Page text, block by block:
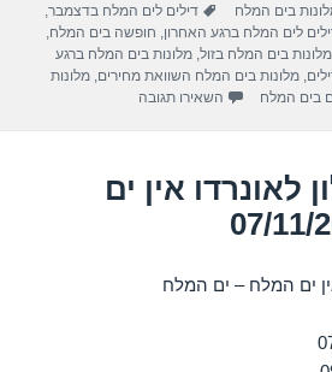
s
A
p
gr
a
m
e
בים המלח תגיות
דילים לים המלח בדצמבר,
לים המלח ברגע האחרון, חופשה בים המלח,
מלונות בים המלח בזול,מלונות בים המלח ברגע
,מלונות בים המלח השוואת מחירים,מלונות
בים המלח השאירו תגובה
לאונרדו אין ים
ים המלח – ים המלח